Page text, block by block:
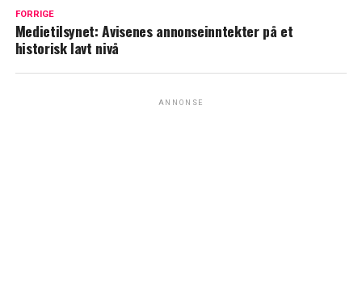
FORRIGE
Medietilsynet: Avisenes annonseinntekter på et
historisk lavt nivå
ANNONSE